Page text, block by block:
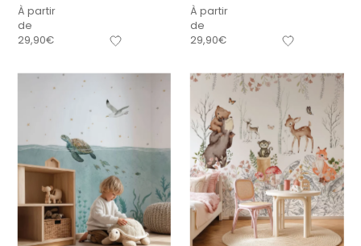
À partir
de
29,90€
À partir
de
29,90€